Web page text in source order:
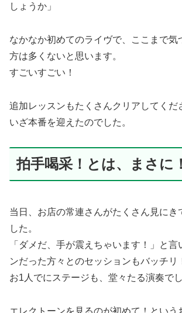
しょうか」
なかなか初めてのライヴで、ここまで気
方は多くないと思います。
すごいすごい！
追加レッスンもたくさんクリアしてくだ
いざ本番を迎えたのでした。
拍手喝采！とは、まさに！
当日、お店の常連さんがたくさん見にき
した。
「ダメだ、手が震えちゃいます！」と
ンだった方々とのセッションもバッチリ
お1人でにステージも、堂々たる演奏でし
エレクトーンを見るのが初めて！という